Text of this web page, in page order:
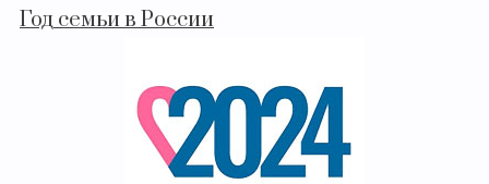
Год семьи в России